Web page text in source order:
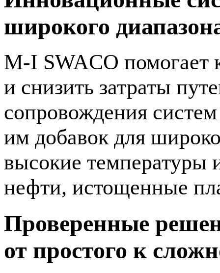
широкого
M-I SWACO помогает
и снизить затраты
сопровождения
им добавок для
высокие температуры
нефти, истощенные
Проверенные
от простого к